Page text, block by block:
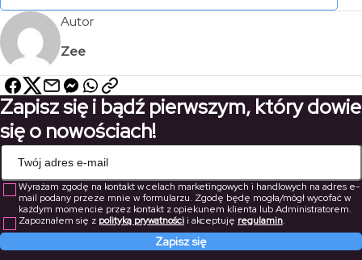
Autor
Zee
Zapisz się i bądź pierwszym, który dowie
się o nowościach!
Wyrażam zgodę na kontakt w celach marketingowych i handlowych na adres e-
mail podany przeze mnie w formularzu. Zgodę będę mogła/mógł wycofać w
każdym momencie przez kontakt z opiekunem klienta lub Administratorem.
Zapoznałem się z polityką prywatnościi akceptuję regulamin.
Zapisz się